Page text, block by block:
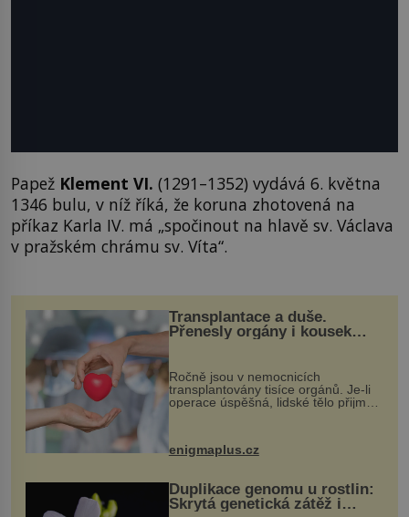
Papež Klement VI. (1291–1352) vydává 6. května
1346 bulu, v níž říká, že koruna zhotovená na
příkaz Karla IV. má „spočinout na hlavě sv. Václava
v pražském chrámu sv. Víta“.
Transplantace a duše.
Přenesly orgány i kousek
Ročně jsou v nemocnicích
transplantovány tisíce orgánů. Je-li
operace úspěšná, lidské tělo přijme
enigmaplus.cz
Duplikace genomu u rostlin:
Skrytá genetická zátěž i